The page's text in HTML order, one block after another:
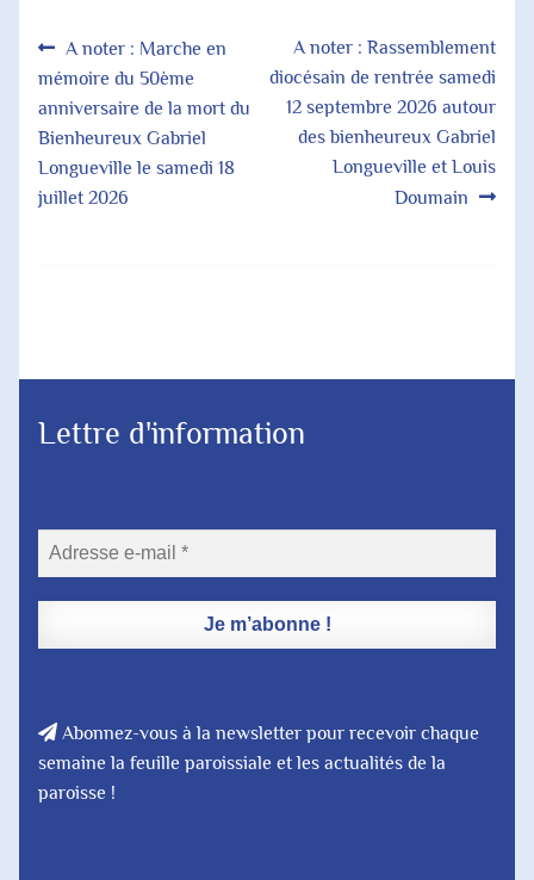
Navigation
de
l’article
Article
précédent :
A noter : Marche en
mémoire du 50ème
anniversaire de la mort du
Bienheureux Gabriel
Longueville le samedi 18
juillet 2026
Article
suivant :
A noter : Rassemblement
diocésain de rentrée samedi
12 septembre 2026 autour
des bienheureux Gabriel
Longueville et Louis
Doumain
Lettre d'information
Abonnez-vous à la newsletter pour recevoir chaque
semaine la feuille paroissiale et les actualités de la
paroisse !